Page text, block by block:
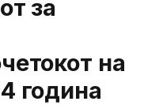
за
на
година